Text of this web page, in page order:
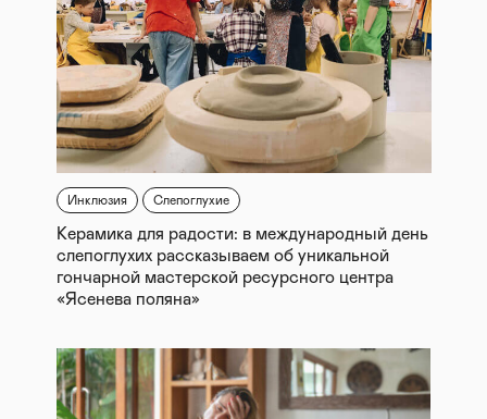
Инклюзия Слепоглухие
Керамика для радости: в международный день
слепоглухих рассказываем об уникальной
гончарной мастерской ресурсного центра
«Ясенева поляна»